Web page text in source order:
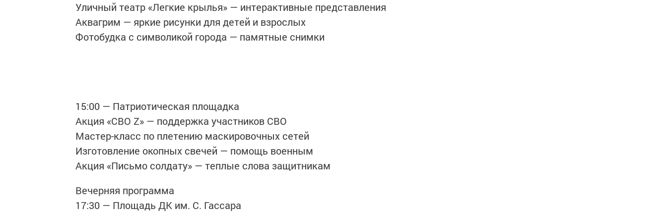
Уличный театр «Легкие крылья» — интерактивные представления
Аквагрим — яркие рисунки для детей и взрослых
Фотобудка с символикой города — памятные снимки
15:00 — Патриотическая площадка
Акция «СВО Z» — поддержка участников СВО
Мастер-класс по плетению маскировочных сетей
Изготовление окопных свечей — помощь военным
Акция «Письмо солдату» — теплые слова защитникам
Вечерняя программа
17:30 — Площадь ДК им. С. Гассара